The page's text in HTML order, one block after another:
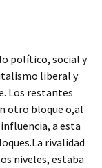
político, social y
liberal y
Los restantes
otro bloque o,al
a esta
rivalidad
niveles, estaba